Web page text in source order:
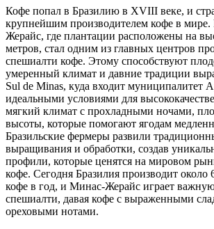
Кофе попал в Бразилию в XVIII веке, и
крупнейшим производителем кофе в
Жерайс, где плантации расположены на
метров, стал одним из главных центров
спешиалти кофе. Этому способствуют
умеренный климат и давние традиции
Sul de Minas, куда входит муниципалитет
идеальными условиями для
мягкий климат с прохладными ночами,
высоты, которые помогают ягодам
Бразильские фермеры развили
выращивания и обработки, создав
профили, которые ценятся на мировом
кофе. Сегодня Бразилия производит
кофе в год, и Минас-Жерайс играет
спешиалти, давая кофе с выраженными
ореховыми нотами.